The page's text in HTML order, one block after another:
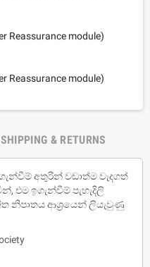
Reassurance module)
Reassurance module)
SHIPPING & RETURNS
අතුරින් වඩාත්ම වැදගත්
එම ඉගැන්වීම් පැහැදිලි
නිපාතය ආශ්‍රයෙන් ලියැවුණු